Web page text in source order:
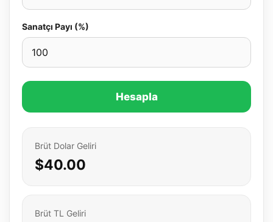
Sanatçı Payı (%)
Hesapla
Brüt Dolar Geliri
$40.00
Brüt TL Geliri